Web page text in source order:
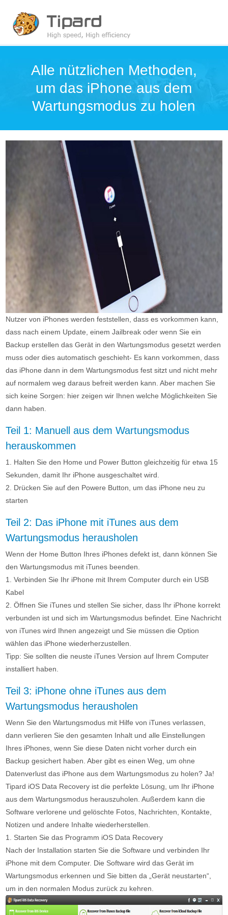
Alle nützlichen Methoden,
um das iPhone aus dem
Wartungsmodus zu holen
Nutzer von iPhones werden feststellen, dass es vorkommen kann,
dass nach einem Update, einem Jailbreak oder wenn Sie ein
Backup erstellen das Gerät in den Wartungsmodus gesetzt werden
muss oder dies automatisch geschieht- Es kann vorkommen, dass
das iPhone dann in dem Wartungsmodus fest sitzt und nicht mehr
auf normalem weg daraus befreit werden kann. Aber machen Sie
sich keine Sorgen: hier zeigen wir Ihnen welche Möglichkeiten Sie
dann haben.
Teil 1: Manuell aus dem Wartungsmodus
herauskommen
1. Halten Sie den Home und Power Button gleichzeitig für etwa 15
Sekunden, damit Ihr iPhone ausgeschaltet wird.
2. Drücken Sie auf den Powere Button, um das iPhone neu zu
starten
Teil 2: Das iPhone mit iTunes aus dem
Wartungsmodus herausholen
Wenn der Home Button Ihres iPhones defekt ist, dann können Sie
den Wartungsmodus mit iTunes beenden.
1. Verbinden Sie Ihr iPhone mit Ihrem Computer durch ein USB
Kabel
2. Öffnen Sie iTunes und stellen Sie sicher, dass Ihr iPhone korrekt
verbunden ist und sich im Wartungsmodus befindet. Eine Nachricht
von iTunes wird Ihnen angezeigt und Sie müssen die Option
wählen das iPhone wiederherzustellen.
Tipp: Sie sollten die neuste iTunes Version auf Ihrem Computer
installiert haben.
Teil 3: iPhone ohne iTunes aus dem
Wartungsmodus herausholen
Wenn Sie den Wartungsmodus mit Hilfe von iTunes verlassen,
dann verlieren Sie den gesamten Inhalt und alle Einstellungen
Ihres iPhones, wenn Sie diese Daten nicht vorher durch ein
Backup gesichert haben. Aber gibt es einen Weg, um ohne
Datenverlust das iPhone aus dem Wartungsmodus zu holen? Ja!
Tipard iOS Data Recovery ist die perfekte Lösung, um Ihr iPhone
aus dem Wartungsmodus herauszuholen. Außerdem kann die
Software verlorene und gelöschte Fotos, Nachrichten, Kontakte,
Notizen und andere Inhalte wiederherstellen.
1. Starten Sie das Programm iOS Data Recovery
Nach der Installation starten Sie die Software und verbinden Ihr
iPhone mit dem Computer. Die Software wird das Gerät im
Wartungsmodus erkennen und Sie bitten da „Gerät neustarten“,
um in den normalen Modus zurück zu kehren.